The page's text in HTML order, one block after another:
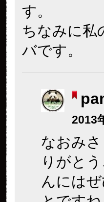
す。
ちなみに私
バです。
2013
なおみ
りがと
んには